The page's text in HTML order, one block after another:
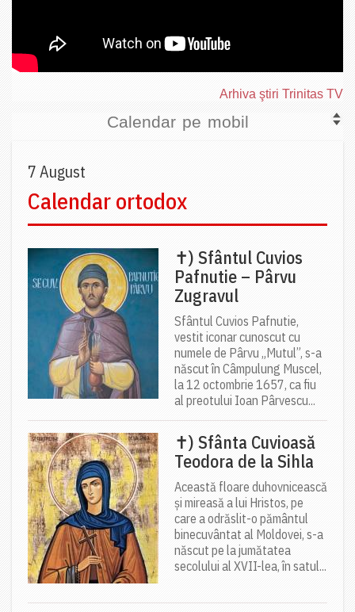
Arhiva ştiri Trinitas TV
Calendar pe mobil
7 August
Calendar ortodox
✝) Sfântul Cuvios
Pafnutie – Pârvu
Zugravul
Sfântul Cuvios Pafnutie,
vestit iconar cunoscut cu
numele de Pârvu „Mutul”, s-a
născut în Câmpulung Muscel,
la 12 octombrie 1657, ca fiu
al preotului Ioan Pârvescu...
✝) Sfânta Cuvioasă
Teodora de la Sihla
Această floare duhovnicească
și mireasă a lui Hristos, pe
care a odrăslit-o pământul
binecuvântat al Moldovei, s-a
născut pe la jumătatea
secolului al XVII-lea, în satul...